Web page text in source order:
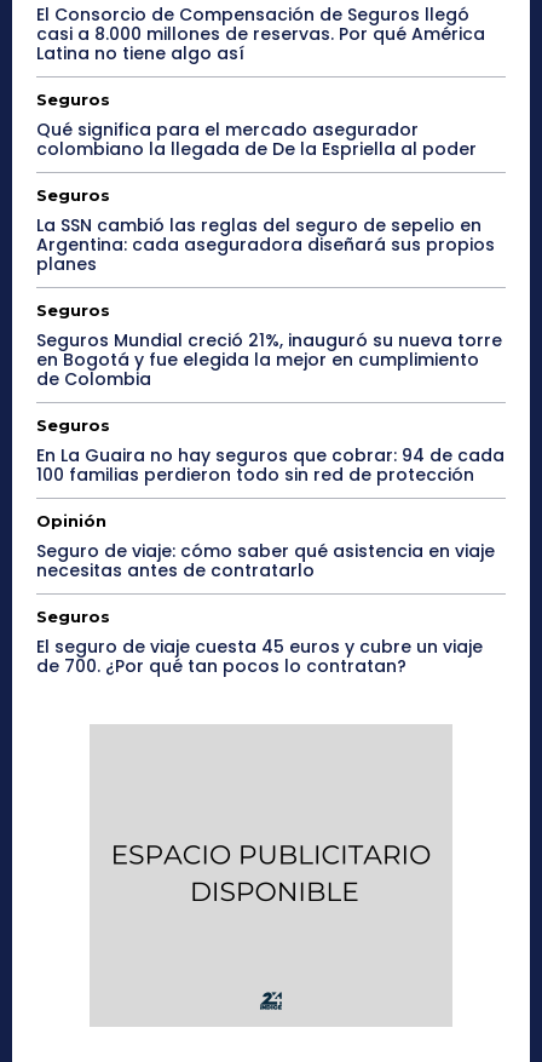
El Consorcio de Compensación de Seguros llegó
casi a 8.000 millones de reservas. Por qué América
Latina no tiene algo así
Seguros
Qué significa para el mercado asegurador
colombiano la llegada de De la Espriella al poder
Seguros
La SSN cambió las reglas del seguro de sepelio en
Argentina: cada aseguradora diseñará sus propios
planes
Seguros
Seguros Mundial creció 21%, inauguró su nueva torre
en Bogotá y fue elegida la mejor en cumplimiento
de Colombia
Seguros
En La Guaira no hay seguros que cobrar: 94 de cada
100 familias perdieron todo sin red de protección
Opinión
Seguro de viaje: cómo saber qué asistencia en viaje
necesitas antes de contratarlo
Seguros
El seguro de viaje cuesta 45 euros y cubre un viaje
de 700. ¿Por qué tan pocos lo contratan?